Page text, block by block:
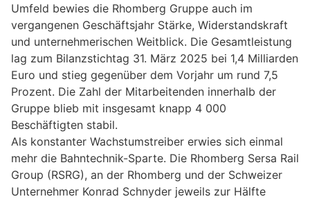
Umfeld bewies die Rhomberg Gruppe auch im
vergangenen Geschäftsjahr Stärke, Widerstandskraft
und unternehmerischen Weitblick. Die Gesamtleistung
lag zum Bilanzstichtag 31. März 2025 bei 1,4 Milliarden
Euro und stieg gegenüber dem Vorjahr um rund 7,5
Prozent. Die Zahl der Mitarbeitenden innerhalb der
Gruppe blieb mit insgesamt knapp 4 000
Beschäftigten stabil.
Als konstanter Wachstumstreiber erwies sich einmal
mehr die Bahntechnik-Sparte. Die Rhomberg Sersa Rail
Group (RSRG), an der Rhomberg und der Schweizer
Unternehmer Konrad Schnyder jeweils zur Hälfte